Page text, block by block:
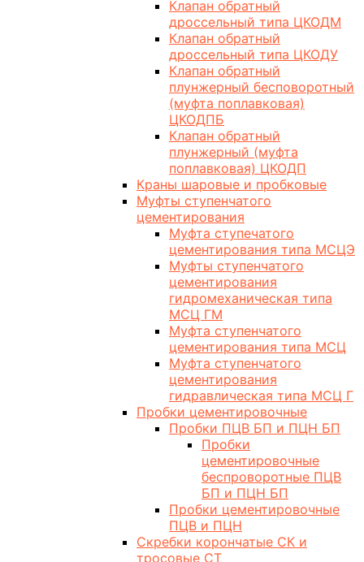
Клапан обратный
дроссельный типа ЦКОДМ
Клапан обратный
дроссельный типа ЦКОДУ
Клапан обратный
плунжерный бесповоротный
(муфта поплавковая)
ЦКОДПБ
Клапан обратный
плунжерный (муфта
поплавковая) ЦКОДП
Краны шаровые и пробковые
Муфты ступенчатого
цементирования
Муфта ступечатого
цементирования типа МСЦЭ
Муфты ступенчатого
цементирования
гидромеханическая типа
МСЦ ГМ
Муфта ступенчатого
цементирования типа МСЦ
Муфта ступенчатого
цементирования
гидравлическая типа МСЦ Г
Пробки цементировочные
Пробки ПЦВ БП и ПЦН БП
Пробки
цементировочные
беспроворотные ПЦВ
БП и ПЦН БП
Пробки цементировочные
ПЦВ и ПЦН
Скребки корончатые СК и
тросовые СТ